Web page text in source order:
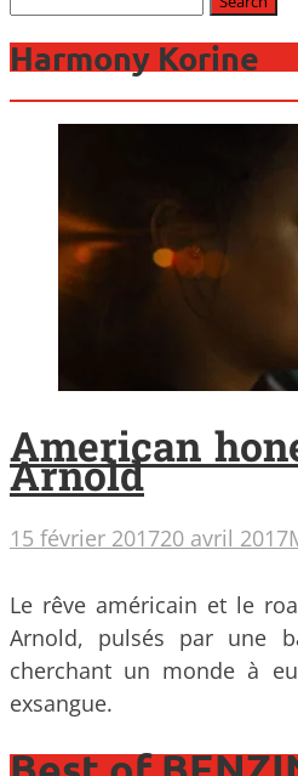
Harmony Korine
American
Arnold
15 février 201720 avril 2017
Le rêve américain et le
Arnold, pulsés par une
cherchant un monde à
exsangue.